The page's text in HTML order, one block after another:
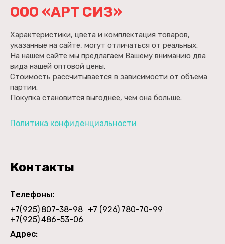
ООО «АРТ СИЗ»
Характеристики, цвета и комплектация товаров,
указанные на сайте, могут отличаться от реальных.
На нашем сайте мы предлагаем Вашему вниманию два
вида нашей оптовой цены.
Стоимость рассчитывается в зависимости от объема
партии.
Покупка становится выгоднее, чем она больше.
Политика конфиденциальности
Контакты
Телефоны:
+7(925) 807-38-98 +7 (926) 780-70-99
+7(925)486-53-06
Адрес: